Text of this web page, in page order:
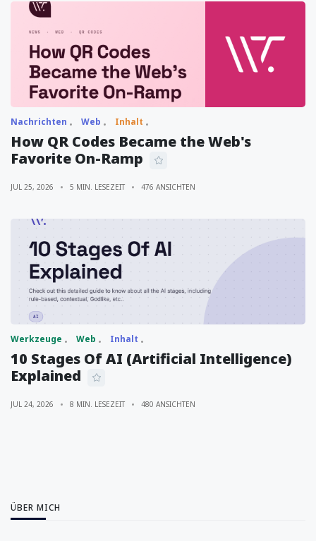
Nachrichten Web Inhalt
How QR Codes Became the Web's
Favorite On-Ramp
JUL 25, 2026 5 MIN. LESEZEIT 476 ANSICHTEN
Werkzeuge Web Inhalt
10 Stages Of AI (Artificial Intelligence)
Explained
JUL 24, 2026 8 MIN. LESEZEIT 480 ANSICHTEN
ÜBER MICH